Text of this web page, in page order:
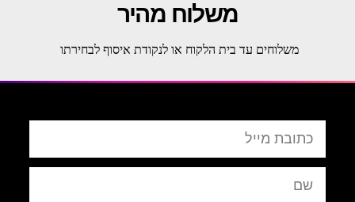
משלוח מהיר
משלוחים עד בית הלקוח או לנקודת איסוף לבחירתו